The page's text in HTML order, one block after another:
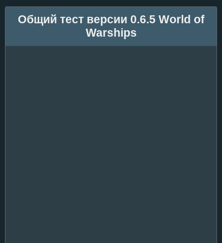
Общий тест версии 0.6.5 World of
Warships